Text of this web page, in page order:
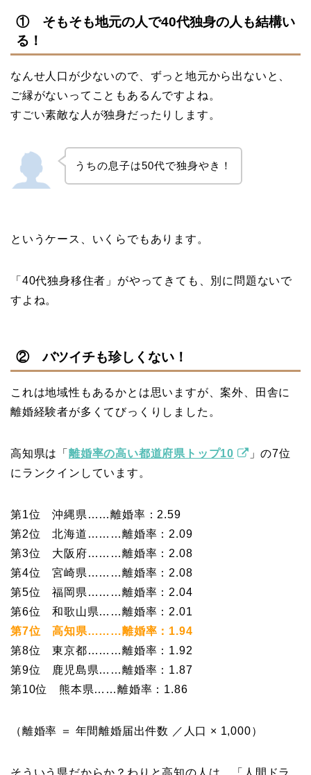
① そもそも地元の人で40代独身の人も結構い
る！
なんせ人口が少ないので、ずっと地元から出ないと、
ご縁がないってこともあるんですよね。
すごい素敵な人が独身だったりします。
うちの息子は50代で独身やき！
というケース、いくらでもあります。
「40代独身移住者」がやってきても、別に問題ないで
すよね。
②バツイチも珍しくない！
これは地域性もあるかとは思いますが、案外、田舎に
離婚経験者が多くてびっくりしました。
高知県は「 離婚率の高い都道府県トップ10
」の7位
にランクインしています。
第1位 沖縄県……離婚率：2.59
第2位 北海道………離婚率：2.09
第3位 大阪府………離婚率：2.08
第4位 宮崎県………離婚率：2.08
第5位 福岡県………離婚率：2.04
第6位 和歌山県……離婚率：2.01
第7位 高知県………離婚率：1.94
第8位 東京都………離婚率：1.92
第9位 鹿児島県……離婚率：1.87
第10位 熊本県……離婚率：1.86
（離婚率 ＝ 年間離婚届出件数 ／人口 × 1,000）